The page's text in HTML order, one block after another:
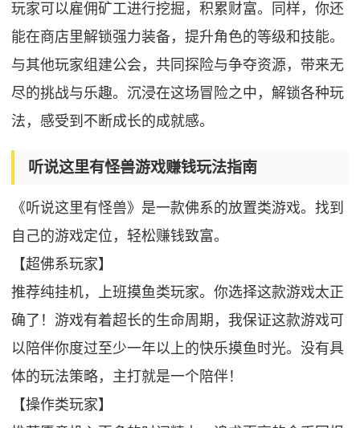
玩家可以雇佣矿工进行挖掘，积累财富。同样，你还
能在商店里解锁强力装备，提升角色的等级和技能。
与其他玩家组建公会，共同探险与争夺资源，带来无
尽的挑战与乐趣。沉浸在这场冒险之中，解锁各种玩
法，感受到不断成长的成就感。
听说这里有怪兽游戏赚钱玩法指南
《听说这里有怪兽》是一款佛系的放置类游戏。找到
自己的游戏定位，轻松赚钱致富。
【超佛系玩家】
推荐纯挂机，上班摸鱼类玩家。你选择这款游戏太正
确了！游戏有着超长的生命周期，我保证这款游戏可
以陪伴你度过至少一年以上的快乐摸鱼时光。没有具
体的玩法策略，主打就是一个陪伴！
【操作类玩家】